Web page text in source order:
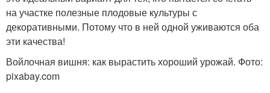
на участке полезные плодовые культуры с
декоративными. Потому что в ней одной уживаются оба
эти качества!
Войлочная вишня: как вырастить хороший урожай. Фото:
pixabay.com